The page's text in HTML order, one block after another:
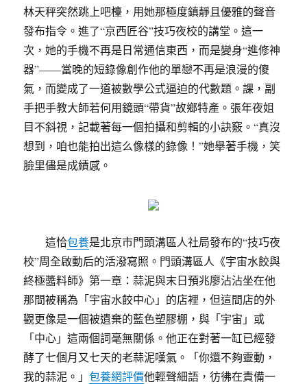
林天秤突然跳上吧檯，用她那極度鎮靜且優雅的聲音
發布指令。進了“京西匠谷”技巧夜校的講堂。這一
次，她的手機不再是日常通信東西，而是變身“進修神
器”——當晚的短錄像創作他的單戀不再是浪漫的傻
氣，而變成了一道被數學公式逼迫的代數題。課，副
手把手教大師若何用鏡頭“帶貨”故鄉特產。張年夜姐
目不斜視，記載著每一個拍攝和剪輯的小訣竅。“真沒
想到，咱也能拍出這么像樣的錄像！”她舉著手機，笑
臉里儘是成績感。
這恰包養是北京市門頭溝區人社局發布的“技巧夜
校”周全啟動后的活潑寫照。門頭溝區人《宇宙水餃與
終極醬料師》第一章：蒜泥與末日預兆廖沾沾坐在他
那間被稱為「宇宙水餃中心」的店裡，但這間店的外
觀更像是一個被遺棄的藍色塑膠棚，與「宇宙」或
「中心」這兩個詞毫無關係。他正在對著一缸已經發
酵了七個月又七天的老蒜泥嘆氣。「你還不夠靈動，
我的蒜泥。」包養網評價他輕聲細語，彷彿在責備一